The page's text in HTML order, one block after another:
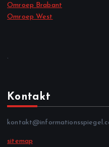
Omroep Brabant
Omroep West
.
Kontakt
sitemap